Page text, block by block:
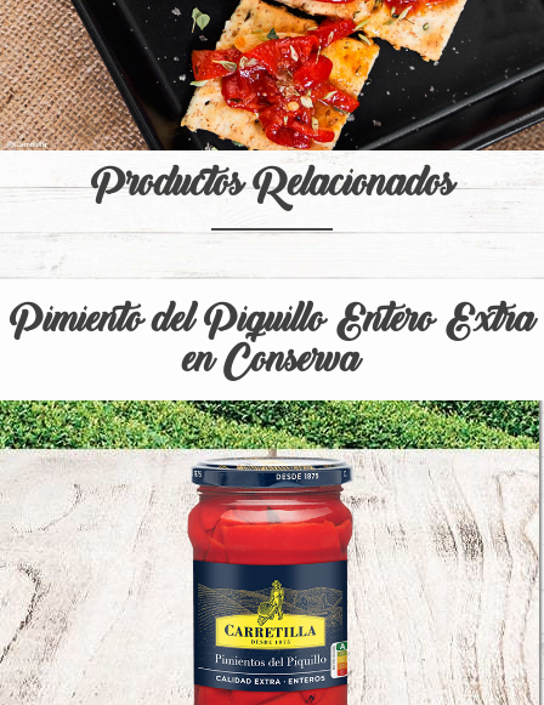
Productos Relacionados
Pimiento del Piquillo Entero Extra
en Conserva